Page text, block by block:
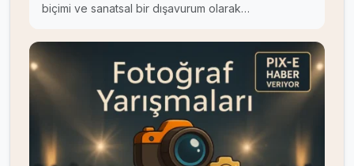
biçimi ve sanatsal bir dışavurum olarak…